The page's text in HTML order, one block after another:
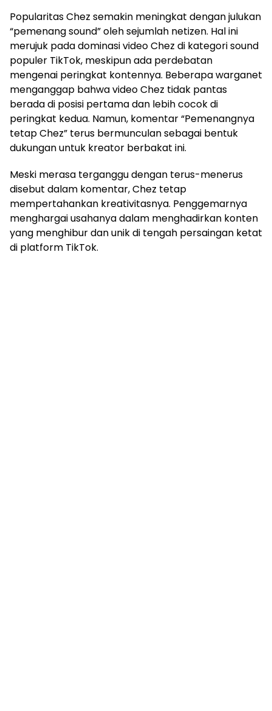
Popularitas Chez semakin meningkat dengan julukan
“pemenang sound” oleh sejumlah netizen. Hal ini
merujuk pada dominasi video Chez di kategori sound
populer TikTok, meskipun ada perdebatan
mengenai peringkat kontennya. Beberapa warganet
menganggap bahwa video Chez tidak pantas
berada di posisi pertama dan lebih cocok di
peringkat kedua. Namun, komentar “Pemenangnya
tetap Chez” terus bermunculan sebagai bentuk
dukungan untuk kreator berbakat ini.
Meski merasa terganggu dengan terus-menerus
disebut dalam komentar, Chez tetap
mempertahankan kreativitasnya. Penggemarnya
menghargai usahanya dalam menghadirkan konten
yang menghibur dan unik di tengah persaingan ketat
di platform TikTok.